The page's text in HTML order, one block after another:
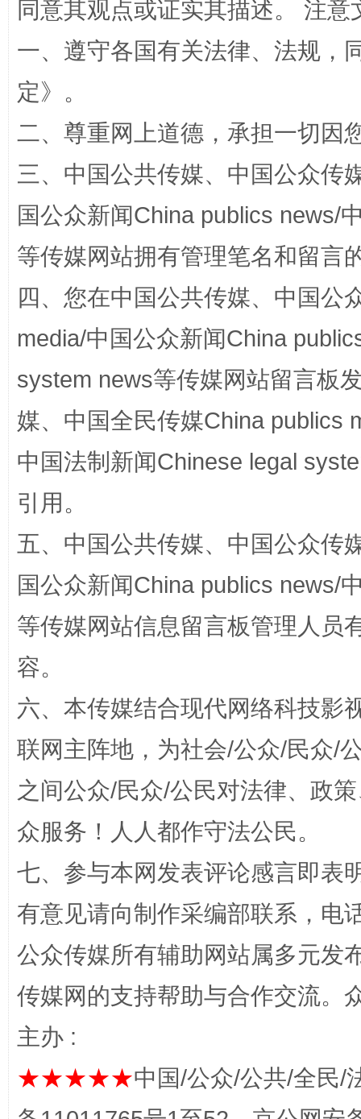
习近平的博鳌关键词
魏明
生
解纷+调解+退费，一次搞定
站台名比不上好声名
同意其观点或证实其描述。 注
一、遵守各国有关法律、法规，
定》。
二、尊重网上道德，承担一切因
三、中国公共传媒、中国公众传
国公众新闻China publics news/
等传媒网站拥有管理笔名和留言
四、您在中国公共传媒、中国公
media/中国公众新闻China
system news等传媒网站留言板
媒、中国全民传媒China publics
中国法制新闻Chinese legal
引用。
五、中国公共传媒、中国公众传
国公众新闻China publics news/
等传媒网站信息留言板管理人员
容。
六、本传媒结合现代网络科技影
联网主阵地，为社会/公众/民众/
之间公众/民众/公民对法律、政
众服务！人人都作守法公民。
七、参与本网发表评论感言即表
有意见请向制作采编部联系，电
公众传媒所有辅助网站属多元发
传媒网的支持帮助与合作交流。
主办 :
★★★★★中国/公众/公共/全民/